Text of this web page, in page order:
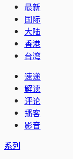
最新
国际
大陆
香港
台湾
速递
解读
评论
播客
影音
系列